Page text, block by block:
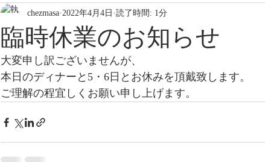
臨時休業のお知らせ
chezmasa 2022年4月4日 読了時間: 1分
大変申し訳ございませんが、
本日のディナーと5・6日とお休みを頂戴致します。
ご理解の程宜しくお願い申し上げます。